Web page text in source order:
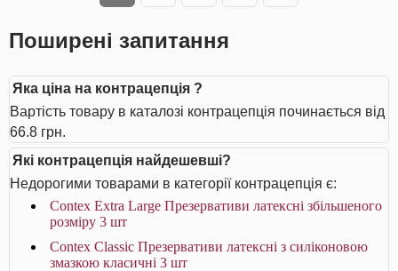
Поширені запитання
Яка ціна на контрацепція ?
Вартість товару в каталозі контрацепція починається від
66.8 грн.
Які контрацепція найдешевші?
Недорогими товарами в категорії контрацепція є:
Contex Extra Large Презервативи латексні збільшеного
розміру 3 шт
Contex Classic Презервативи латексні з силіконовою
змазкою класичні 3 шт